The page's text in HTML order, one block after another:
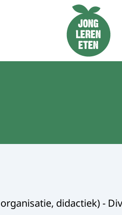
Naar de homepage van Jong
didactiek) -